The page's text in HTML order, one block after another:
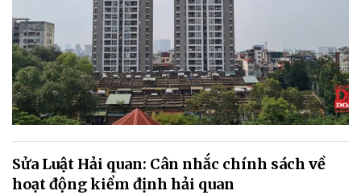
Sửa Luật Hải quan: Cân nhắc chính sách về
hoạt động kiểm định hải quan